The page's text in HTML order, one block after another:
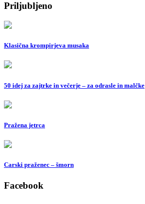
Priljubljeno
Klasična krompirjeva musaka
50 idej za zajtrke in večerje – za odrasle in malčke
Pražena jetrca
Carski praženec – šmorn
Facebook